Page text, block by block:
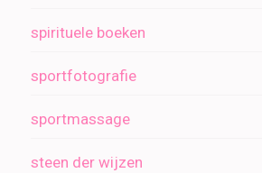
spirituele boeken
sportfotografie
sportmassage
steen der wijzen